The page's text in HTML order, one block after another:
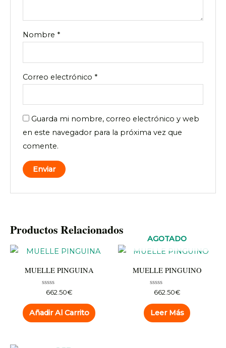
Nombre *
Correo electrónico *
Guarda mi nombre, correo electrónico y web
en este navegador para la próxima vez que
comente.
Productos Relacionados
MUELLE PINGUINA
Valorado
0
de
5
662.50€
Añadir Al Carrito
AGOTADO
MUELLE PINGUINO
Valorado
0
de
5
662.50€
Leer Más